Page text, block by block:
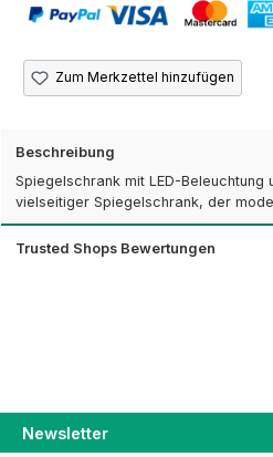
Zum Merkzettel hinzufügen
Beschreibung
Spiegelschrank mit LED-Beleuchtung
vielseitiger Spiegelschrank, der
Trusted Shops Bewertungen
Newsletter